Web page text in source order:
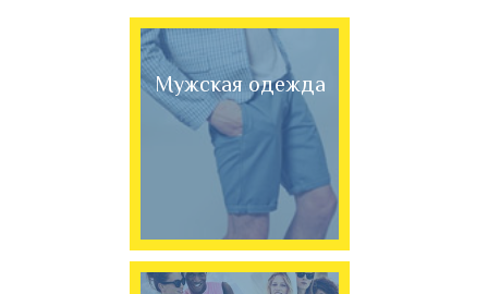
Мужская одежда